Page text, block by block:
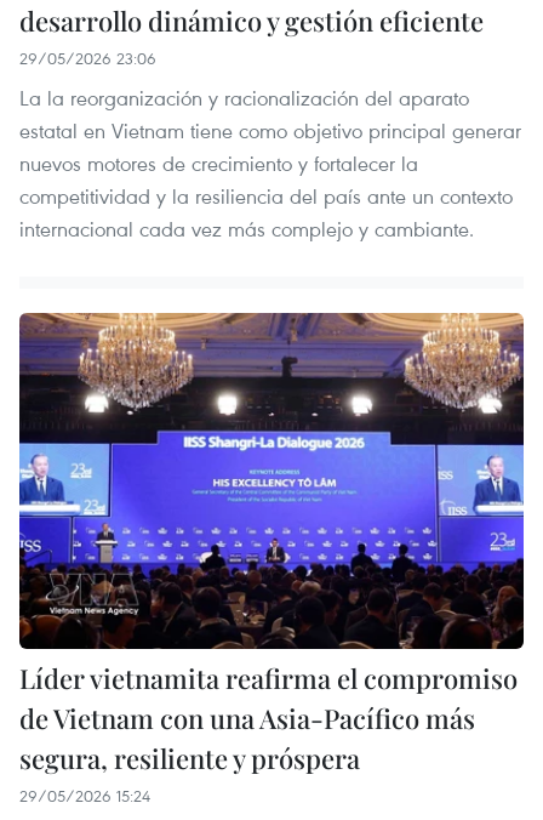
desarrollo dinámico y gestión eficiente
29/05/2026 23:06
La la reorganización y racionalización del aparato
estatal en Vietnam tiene como objetivo principal generar
nuevos motores de crecimiento y fortalecer la
competitividad y la resiliencia del país ante un contexto
internacional cada vez más complejo y cambiante.
Líder vietnamita reafirma el compromiso
de Vietnam con una Asia-Pacífico más
segura, resiliente y próspera
29/05/2026 15:24